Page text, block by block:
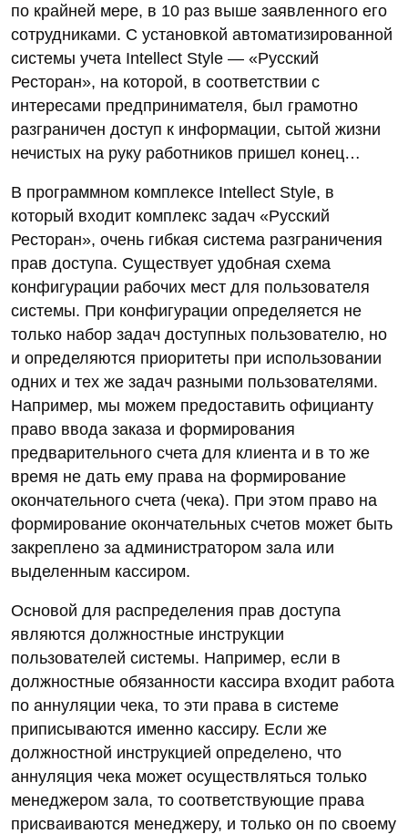
по крайней мере, в 10 раз выше заявленного его
сотрудниками. С установкой автоматизированной
системы учета Intellect Style — «Русский
Ресторан», на которой, в соответствии с
интересами предпринимателя, был грамотно
разграничен доступ к информации, сытой жизни
нечистых на руку работников пришел конец…
В программном комплексе Intellect Style, в
который входит комплекс задач «Русский
Ресторан», очень гибкая система разграничения
прав доступа. Существует удобная схема
конфигурации рабочих мест для пользователя
системы. При конфигурации определяется не
только набор задач доступных пользователю, но
и определяются приоритеты при использовании
одних и тех же задач разными пользователями.
Например, мы можем предоставить официанту
право ввода заказа и формирования
предварительного счета для клиента и в то же
время не дать ему права на формирование
окончательного счета (чека). При этом право на
формирование окончательных счетов может быть
закреплено за администратором зала или
выделенным кассиром.
Основой для распределения прав доступа
являются должностные инструкции
пользователей системы. Например, если в
должностные обязанности кассира входит работа
по аннуляции чека, то эти права в системе
приписываются именно кассиру. Если же
должностной инструкцией определено, что
аннуляция чека может осуществляться только
менеджером зала, то соответствующие права
присваиваются менеджеру, и только он по своему